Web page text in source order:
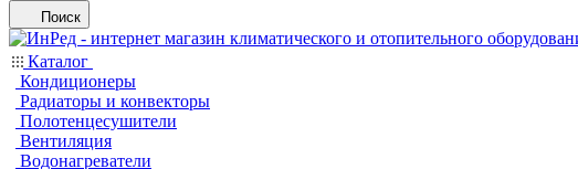
Поиск
Каталог
Кондиционеры
Радиаторы и конвекторы
Полотенцесушители
Вентиляция
Водонагреватели